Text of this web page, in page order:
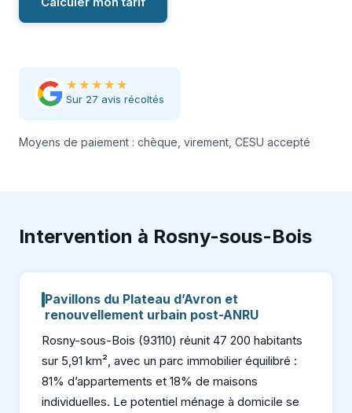
★★★★★
Sur 27 avis récoltés
Moyens de paiement : chèque, virement, CESU accepté
Intervention à Rosny-sous-Bois
Pavillons du Plateau d’Avron et
renouvellement urbain post-ANRU
Rosny-sous-Bois (93110) réunit 47 200 habitants
sur 5,91 km², avec un parc immobilier équilibré :
81% d’appartements et 18% de maisons
individuelles. Le potentiel ménage à domicile se